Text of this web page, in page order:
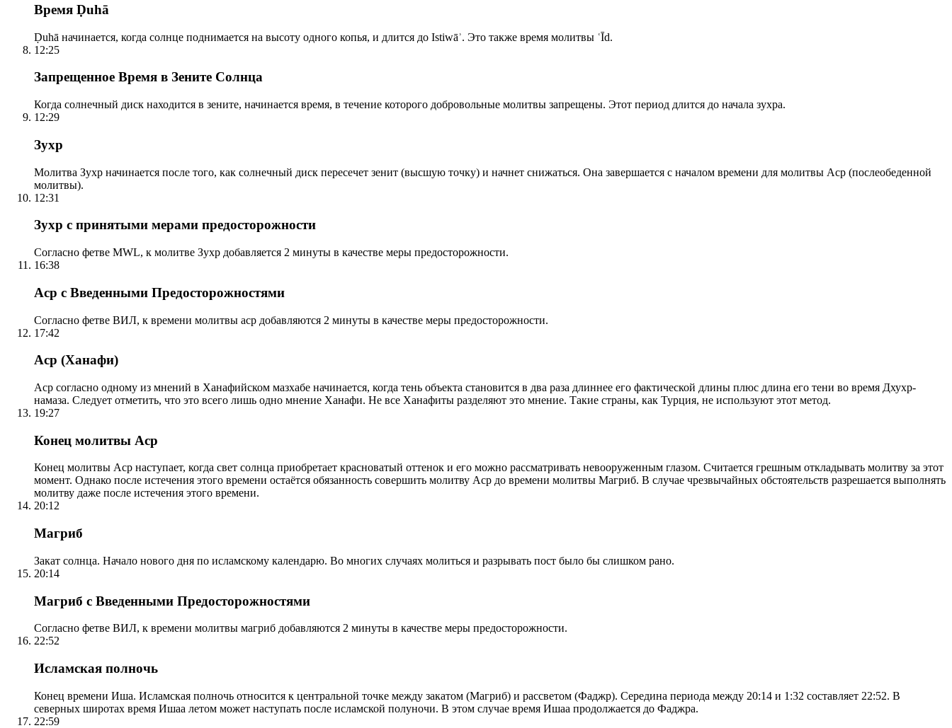
Время Ḍuhā
Ḍuhā начинается, когда солнце поднимается на высоту одного копья, и длится до Istiwāʾ. Это также время молитвы ʿĪd.
12:25
Запрещенное Время в Зените Солнца
Когда солнечный диск находится в зените, начинается время, в течение которого добровольные молитвы запрещены. Этот период длится до начала зухра.
12:29
Зухр
Молитва Зухр начинается после того, как солнечный диск пересечет зенит (высшую точку) и начнет снижаться. Она завершается с началом времени для молитвы Аср (послеобеденной
молитвы).
12:31
Зухр с принятыми мерами предосторожности
Согласно фетве MWL, к молитве Зухр добавляется 2 минуты в качестве меры предосторожности.
16:38
Аср с Введенными Предосторожностями
Согласно фетве ВИЛ, к времени молитвы аср добавляются 2 минуты в качестве меры предосторожности.
17:42
Аср (Ханафи)
Аср согласно одному из мнений в Ханафийском мазхабе начинается, когда тень объекта становится в два раза длиннее его фактической длины плюс длина его тени во время Дхухр-
намаза. Следует отметить, что это всего лишь одно мнение Ханафи. Не все Ханафиты разделяют это мнение. Такие страны, как Турция, не используют этот метод.
19:27
Конец молитвы Аср
Конец молитвы Аср наступает, когда свет солнца приобретает красноватый оттенок и его можно рассматривать невооруженным глазом. Считается грешным откладывать молитву за этот
момент. Однако после истечения этого времени остаётся обязанность совершить молитву Аср до времени молитвы Магриб. В случае чрезвычайных обстоятельств разрешается выполнять
молитву даже после истечения этого времени.
20:12
Магриб
Закат солнца. Начало нового дня по исламскому календарю. Во многих случаях молиться и разрывать пост было бы слишком рано.
20:14
Магриб с Введенными Предосторожностями
Согласно фетве ВИЛ, к времени молитвы магриб добавляются 2 минуты в качестве меры предосторожности.
22:52
Исламская полночь
Конец времени Иша. Исламская полночь относится к центральной точке между закатом (Магриб) и рассветом (Фаджр). Середина периода между 20:14 и 1:32 составляет 22:52. В
северных широтах время Ишаа летом может наступать после исламской полуночи. В этом случае время Ишаа продолжается до Фаджра.
22:59